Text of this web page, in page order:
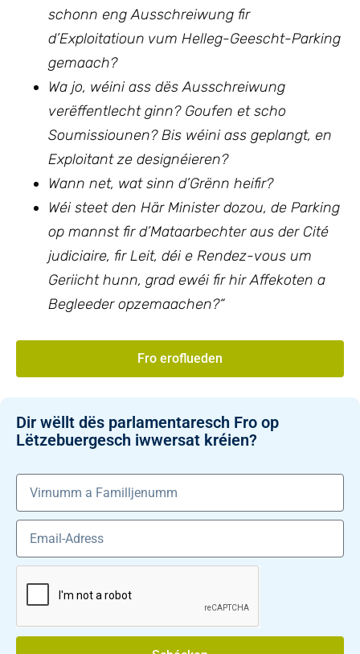
schonn eng Ausschreiwung fir
d’Exploitatioun vum Helleg-Geescht-Parking
gemaach?
Wa jo, wéini ass dës Ausschreiwung
verëffentlecht ginn? Goufen et scho
Soumissiounen? Bis wéini ass geplangt, en
Exploitant ze designéieren?
Wann net, wat sinn d’Grënn heifir?
Wéi steet den Här Minister dozou, de Parking
op mannst fir d’Mataarbechter aus der Cité
judiciaire, fir Leit, déi e Rendez-vous um
Geriicht hunn, grad ewéi fir hir Affekoten a
Begleeder opzemaachen?“
Fro eroflueden
Dir wëllt dës parlamentaresch Fro op
Lëtzebuergesch iwwersat kréien?